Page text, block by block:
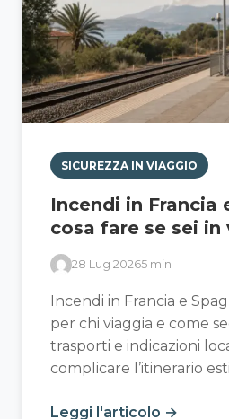
SICUREZZA IN VIAGGIO
Incendi in Francia
cosa fare se sei in
28 Lug 20265 min
Incendi in Francia e
per chi viaggia e come
trasporti e indicazioni
complicare l’itinerario
Leggi l'articolo →